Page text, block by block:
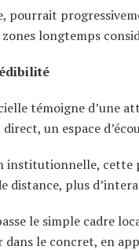
pourrait
longtemps
témoigne d’une
un espace
institutionnelle,
distance, plus
le simple cadre
dans le concret, en